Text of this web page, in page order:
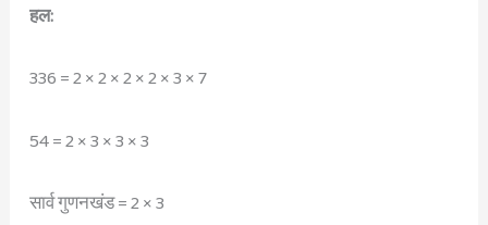
हल:
336 = 2 × 2 × 2 × 2 × 3 × 7
54 = 2 × 3 × 3 × 3
सार्व गुणनखंड = 2 × 3